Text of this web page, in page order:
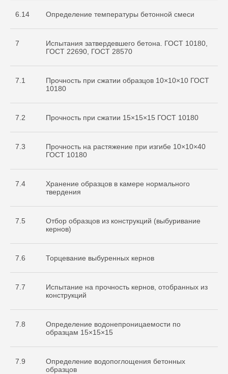
6.14 Определение температуры бетонной смеси
7
Испытания затвердевшего бетона. ГОСТ 10180,
ГОСТ 22690, ГОСТ 28570
7.1
Прочность при сжатии образцов 10×10×10 ГОСТ
10180
7.2 Прочность при сжатии 15×15×15 ГОСТ 10180
7.3
Прочность на растяжение при изгибе 10×10×40
ГОСТ 10180
7.4
Хранение образцов в камере нормального
твердения
7.5
Отбор образцов из конструкций (выбуривание
кернов)
7.6 Торцевание выбуренных кернов
7.7
Испытание на прочность кернов, отобранных из
конструкций
7.8
Определение водонепроницаемости по
образцам 15×15×15
7.9
Определение водопоглощения бетонных
образцов